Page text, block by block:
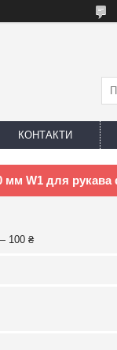
КОНТАКТИ
W1 для рукава
100 ₴